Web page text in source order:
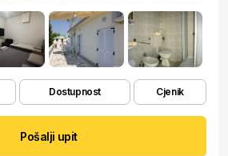
Dostupnost Cjenik
Pošalji upit